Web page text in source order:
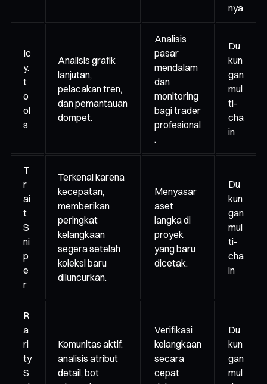
nya
Ic
y.
t
o
ol
s
Analisis grafik
lanjutan,
pelacakan tren,
dan pemantauan
dompet.
Analisis
pasar
mendalam
dan
monitoring
bagi trader
profesional
.
Du
kun
gan
mul
ti-
cha
in
T
r
ai
t
S
ni
p
e
r
Terkenal karena
kecepatan,
memberikan
peringkat
kelangkaan
segera setelah
koleksi baru
diluncurkan.
Menyasar
aset
langka di
proyek
yang baru
dicetak.
Du
kun
gan
mul
ti-
cha
in
R
a
ri
ty
S
Komunitas aktif,
analisis atribut
detail, bot
Verifikasi
kelangkaan
secara
cepat
Du
kun
gan
mul